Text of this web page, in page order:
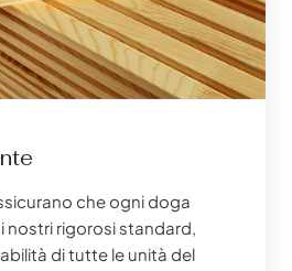
che ogni doga
rigorosi standard,
di tutte le unità del